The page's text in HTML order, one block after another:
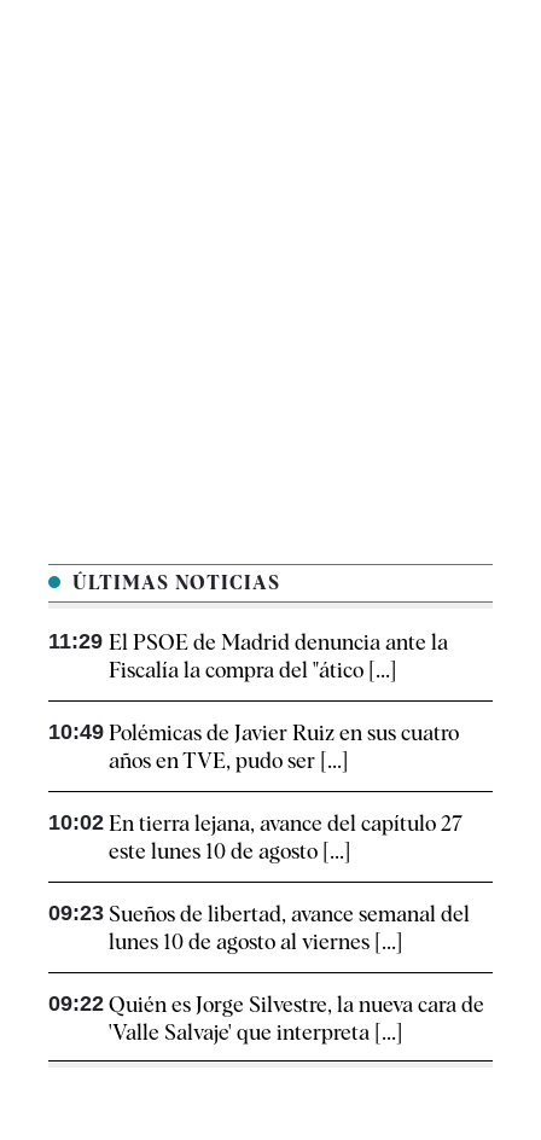
ÚLTIMAS NOTICIAS
11:29 El PSOE de Madrid denuncia ante la
Fiscalía la compra del "ático [...]
10:49 Polémicas de Javier Ruiz en sus cuatro
años en TVE, pudo ser [...]
10:02 En tierra lejana, avance del capítulo 27
este lunes 10 de agosto [...]
09:23 Sueños de libertad, avance semanal del
lunes 10 de agosto al viernes [...]
09:22 Quién es Jorge Silvestre, la nueva cara de
'Valle Salvaje' que interpreta [...]